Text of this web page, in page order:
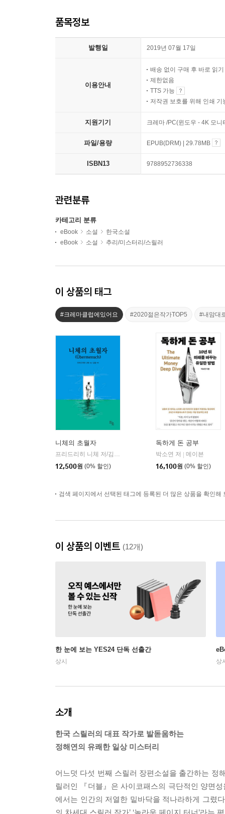
품목정보
발행일 2019년 07월 17일
이용안내
배송 없이 구매 후 바로 읽기
제한없음
TTS 가능
저작권 보호를 위해 인쇄 기
지원기기 크레마 /PC(윈도우 - 4K 모
파일/용량 EPUB(DRM) | 29.78MB
ISBN13 9788952736338
관련분류
카테고리 분류
eBook 소설
한국소설
eBook
소설 추리/미스터리/스릴러
이 상품의 태그
#크레마클럽에있어요 #2020젊은작가TOP5 #내맘대
니체의 초월자
프리드리히 니체 저/김철 편역
12,500원 (0% 할인)
독하게 돈 공부
박소연 저
메이븐
16,100원 (0% 할인)
검색 페이지에서 선택된 태그에 등록된 더 많은 상품을 확인해
이 상품의 이벤트 (12개)
한 눈에 보는 YES24 단독 선출간
상시 상
소개
한국 스릴러의 대표 작가로 발돋움하는
정해연의 유쾌한 일상 미스터리
어느덧 다섯 번째 스릴러 장편소설을 출간하는 정
릴러인 『더블』은 사이코패스의 극단적인 양면
에서는 인간의 저열한 밑바닥을 적나라하게 그렸